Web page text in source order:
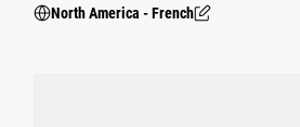
North America - French